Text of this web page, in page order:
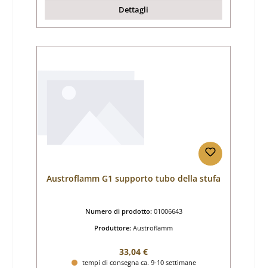
Dettagli
Austroflamm G1 supporto tubo della stufa
Numero di prodotto: 01006643
Produttore: Austroflamm
Prezzo normale:
33,04 €
tempi di consegna ca. 9-10 settimane